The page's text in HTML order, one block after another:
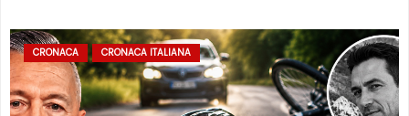
CRONACA CRONACA ITALIANA